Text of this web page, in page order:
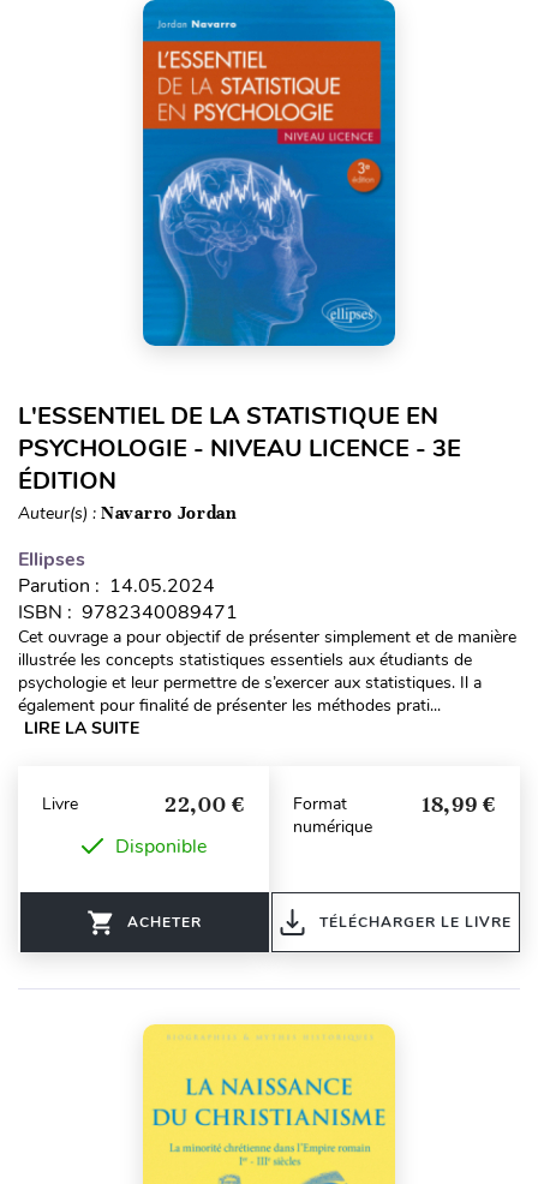
L'ESSENTIEL DE LA STATISTIQUE EN
PSYCHOLOGIE - NIVEAU LICENCE - 3E
ÉDITION
Auteur(s) : Navarro Jordan
Ellipses
Parution : 14.05.2024
ISBN : 9782340089471
Cet ouvrage a pour objectif de présenter simplement et de manière
illustrée les concepts statistiques essentiels aux étudiants de
psychologie et leur permettre de s’exercer aux statistiques. Il a
également pour finalité de présenter les méthodes prati...
LIRE LA SUITE
Livre 22,00 €
Disponible
ACHETER
Format
numérique
18,99 €
TÉLÉCHARGER LE LIVRE